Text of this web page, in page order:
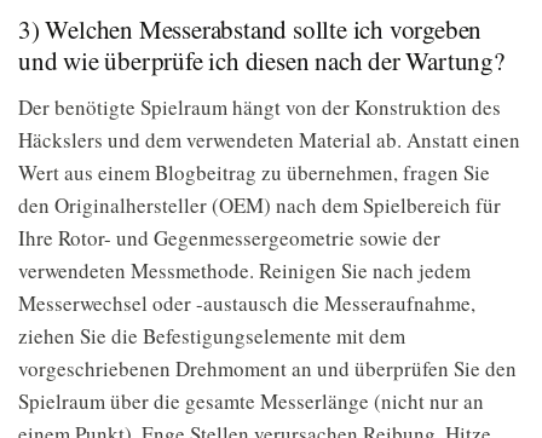
3) Welchen Messerabstand sollte ich vorgeben
und wie überprüfe ich diesen nach der Wartung?
Der benötigte Spielraum hängt von der Konstruktion des
Häckslers und dem verwendeten Material ab. Anstatt einen
Wert aus einem Blogbeitrag zu übernehmen, fragen Sie
den Originalhersteller (OEM) nach dem Spielbereich für
Ihre Rotor- und Gegenmessergeometrie sowie der
verwendeten Messmethode. Reinigen Sie nach jedem
Messerwechsel oder -austausch die Messeraufnahme,
ziehen Sie die Befestigungselemente mit dem
vorgeschriebenen Drehmoment an und überprüfen Sie den
Spielraum über die gesamte Messerlänge (nicht nur an